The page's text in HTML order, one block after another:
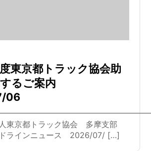
東京都トラック協会助
るご案内
06
東京都トラック協会 多摩支部
ドラインニュース 2026/07/ […]